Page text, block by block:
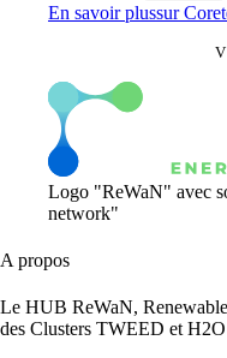
En savoir plussur
Logo "ReWaN" avec
network"
A propos
Le HUB ReWaN,
des Clusters TWEED et